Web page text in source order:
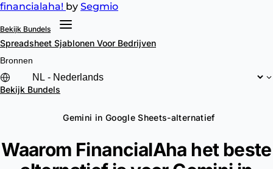
financialaha! by Segmio
Bekijk Bundels
Spreadsheet Sjablonen Voor Bedrijven
Bronnen
Bekijk Bundels
Gemini in Google Sheets-alternatief
Waarom FinancialAha het beste